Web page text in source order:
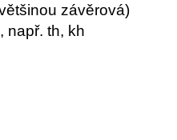
závěrová)
např. th, kh